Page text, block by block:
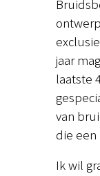
jaar
laatste
van
die
Ik wil